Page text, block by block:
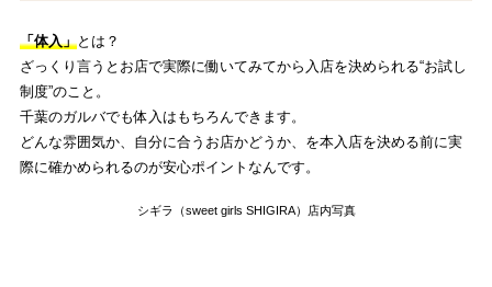
「体入」とは？
ざっくり言うとお店で実際に働いてみてから入店を決められる“お試し
制度”のこと。
千葉のガルバでも体入はもちろんできます。
どんな雰囲気か、自分に合うお店かどうか、を本入店を決める前に実
際に確かめられるのが安心ポイントなんです。
シギラ（sweet girls SHIGIRA）店内写真